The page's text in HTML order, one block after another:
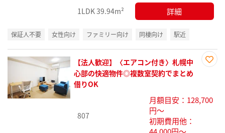
1LDK39.94m² 詳細
保証人不要 女性向け ファミリー向け 同棲向け 駅近
録
【法人歓迎】〈エアコン付き〉札幌中
心部の快適物件◎複数室契約でまとめ
借りOK
807
月額目安：128,700
円～
初期費用他：